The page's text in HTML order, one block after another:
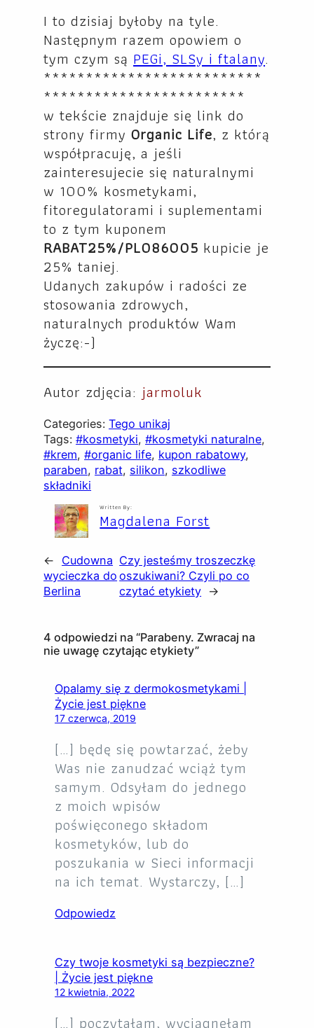
I to dzisiaj byłoby na tyle.
Następnym razem opowiem o
tym czym są PEGi, SLSy i ftalany.
**************************
************************
w tekście znajduje się link do
strony firmyOrganic Life, z którą
współpracuję, a jeśli
zainteresujecie się naturalnymi
w 100% kosmetykami,
fitoregulatorami i suplementami
to z tym kuponem
RABAT25%/PL086005 kupicie je
25% taniej.
Udanych zakupów i radości ze
stosowania zdrowych,
naturalnych produktów Wam
życzę:-)
Autor zdjęcia: jarmoluk
Categories:Tego unikaj
Tags:#kosmetyki, #kosmetyki naturalne
#krem, #organic life, kupon rabatowy
paraben, rabat, silikon, szkodliwe
składniki
Written By:
Magdalena Forst
←
Cudowna
wycieczka do
Berlina
Czy jesteśmy troszeczkę
oszukiwani? Czyli po co
czytać etykiety →
4 odpowiedzi na “Parabeny. Zwracaj na
nie uwagę czytając etykiety”
Opalamy się z dermokosmetykami |
Życie jest piękne
17 czerwca, 2019
[…] będę się powtarzać, żeby
Was nie zanudzać wciąż tym
samym. Odsyłam do jednego
z moich wpisów
poświęconego składom
kosmetyków, lub do
poszukania w Sieci informacji
na ich temat. Wystarczy, […]
Odpowiedz
Czy twoje kosmetyki są bezpieczne?
| Życie jest piękne
12 kwietnia, 2022
[…] poczytałam, wyciągnęłam